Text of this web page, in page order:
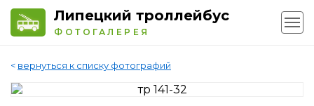
Липецкий троллейбус
ФОТОГАЛЕРЕЯ
< вернуться к списку фотографий